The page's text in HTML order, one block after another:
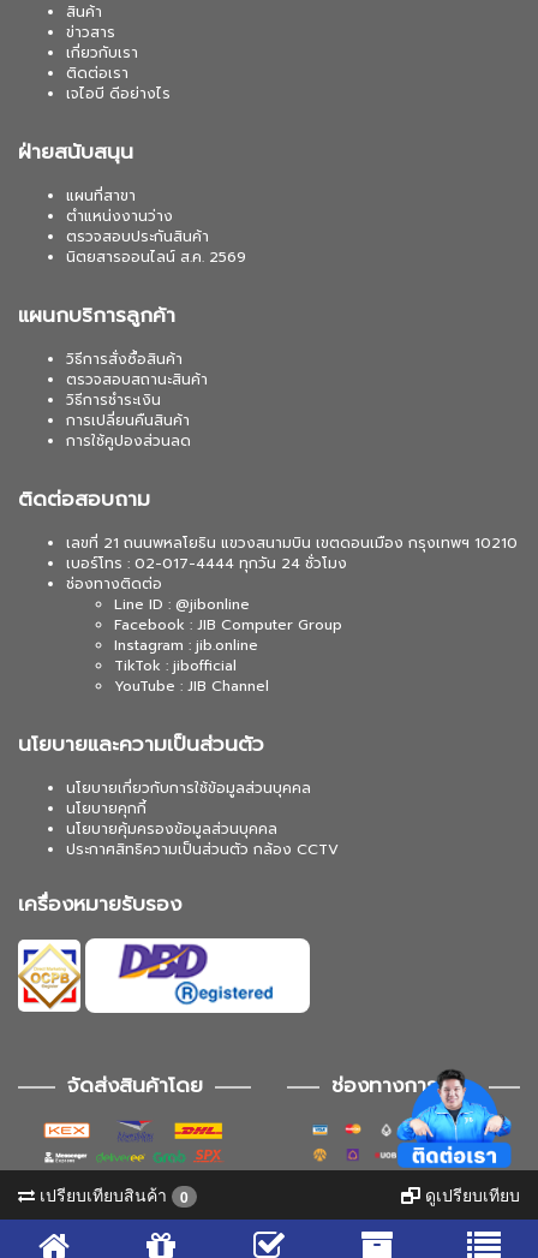
สินค้า
ข่าวสาร
เกี่ยวกับเรา
ติดต่อเรา
เจไอบี ดีอย่างไร
ฝ่ายสนับสนุน
แผนที่สาขา
ตำแหน่งงานว่าง
ตรวจสอบประกันสินค้า
นิตยสารออนไลน์ ส.ค. 2569
แผนกบริการลูกค้า
วิธีการสั่งซื้อสินค้า
ตรวจสอบสถานะสินค้า
วิธีการชำระเงิน
การเปลี่ยนคืนสินค้า
การใช้คูปองส่วนลด
ติดต่อสอบถาม
เลขที่ 21 ถนนพหลโยธิน แขวงสนามบิน เขตดอนเมือง กรุงเทพฯ 10210
เบอร์โทร : 02-017-4444 ทุกวัน 24 ชั่วโมง
ช่องทางติดต่อ
Line ID : @jibonline
Facebook : JIB Computer Group
Instagram : jib.online
TikTok : jibofficial
YouTube : JIB Channel
นโยบายและความเป็นส่วนตัว
นโยบายเกี่ยวกับการใช้ข้อมูลส่วนบุคคล
นโยบายคุกกี้
นโยบายคุ้มครองข้อมูลส่วนบุคคล
ประกาศสิทธิความเป็นส่วนตัว กล้อง CCTV
เครื่องหมายรับรอง
จัดส่งสินค้าโดย ช่องทางการชำระ
ช่องทางการติดตาม
เปรียบเทียบสินค้า 0 ดูเปรียบเทียบ